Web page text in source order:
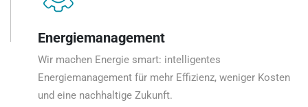
Energiemanagement
Wir machen Energie smart: intelligentes
Energiemanagement für mehr Effizienz, weniger Kosten
und eine nachhaltige Zukunft.